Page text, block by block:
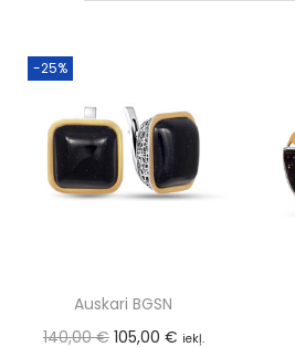
-25%
Auskari BGSN
140,00€ 105,00 € iekļ.